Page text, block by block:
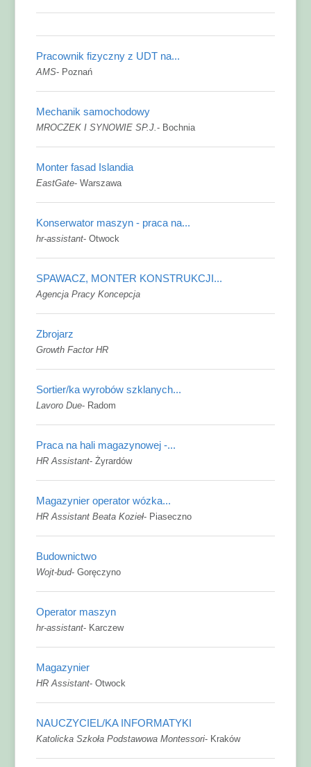
Pracownik fizyczny z UDT na...
AMS- Poznań
Mechanik samochodowy
MROCZEK I SYNOWIE SP.J.- Bochnia
Monter fasad Islandia
EastGate-Warszawa
Konserwator maszyn - praca na...
hr-assistant-Otwock
SPAWACZ, MONTER KONSTRUKCJI...
Agencja Pracy Koncepcja
Zbrojarz
Growth Factor HR
Sortier/ka wyrobów szklanych...
Lavoro Due- Radom
Praca na hali magazynowej -...
HR Assistant-Żyrardów
Magazynier operator wózka...
HR Assistant Beata Kozieł- Piaseczno
Budownictwo
Wojt-bud-Goręczyno
Operator maszyn
hr-assistant- Karczew
Magazynier
HR Assistant-Otwock
NAUCZYCIEL/KA INFORMATYKI
Katolicka Szkoła Podstawowa Montessori- Kraków